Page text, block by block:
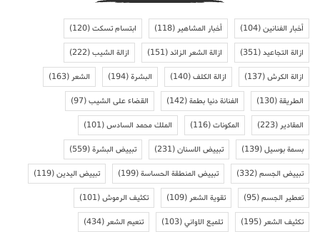
أخبار الفنانين(104) أخبار المشاهير(118) ابتسام تسكت(120)
ازالة التجاعيد(351) ازالة الشعر الزائد(151) ازالة الشيب(222)
ازالة الكرش(137) ازالة الكلف(140) البشرة(194) الشعر(163)
الطريقة(130) الفنانة دنيا بطمة(142) القضاء على الشيب(97)
المقادير(223) المكونات(116) الملك محمد السادس(101)
بسمة بوسيل(139) تبييض الاسنان(231) تبييض البشرة(559)
تبييض الجسم(332) تبييض المنطقة الحساسة(199) تبييض اليدين(119)
تعطير الجسم(95) تقوية الشعر(109) تكثيف الرموش(101)
تكثيف الشعر(195) تلميع الاواني(103) تنعيم الشعر(434)